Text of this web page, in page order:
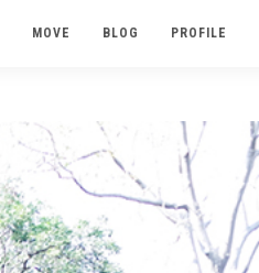
MOVE BLOG PROFILE